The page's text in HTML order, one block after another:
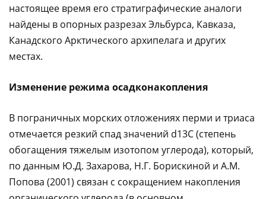
настоящее время его стратиграфические аналоги
найдены в опорных разрезах Эльбурса, Кавказа,
Канадского Арктического архипелага и других
местах.
Изменение режима осадконакопления
В пограничных морских отложениях перми и триаса
отмечается резкий спад значений d13С (степень
обогащения тяжелым изотопом углерода), который,
по данным Ю.Д. Захарова, Н.Г. Борискиной и А.М.
Попова (2001) связан с сокращением накопления